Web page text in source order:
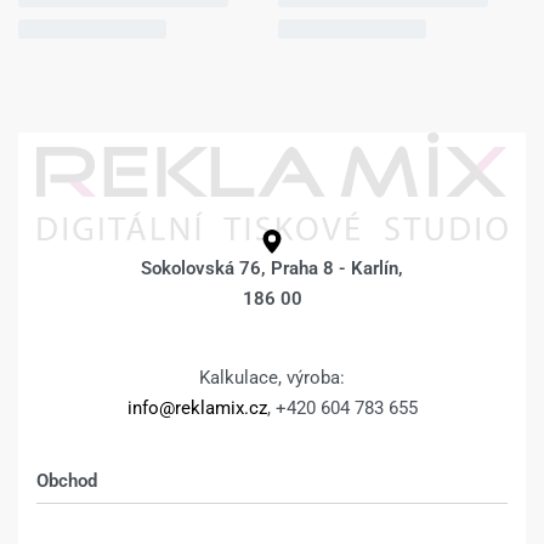
Sokolovská 76, Praha 8 - Karlín,